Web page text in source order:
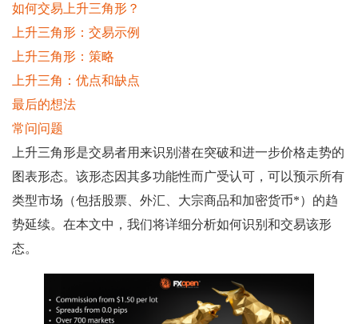
如何交易上升三角形？
上升三角形：交易示例
上升三角形：策略
上升三角：优点和缺点
最后的想法
常问问题
上升三角形是交易者用来识别潜在突破和进一步价格走势的
图表形态。该形态因其多功能性而广受认可，可以预示所有
类型市场（包括股票、外汇、大宗商品和加密货币*）的趋
势延续。在本文中，我们将详细分析如何识别和交易该形
态。